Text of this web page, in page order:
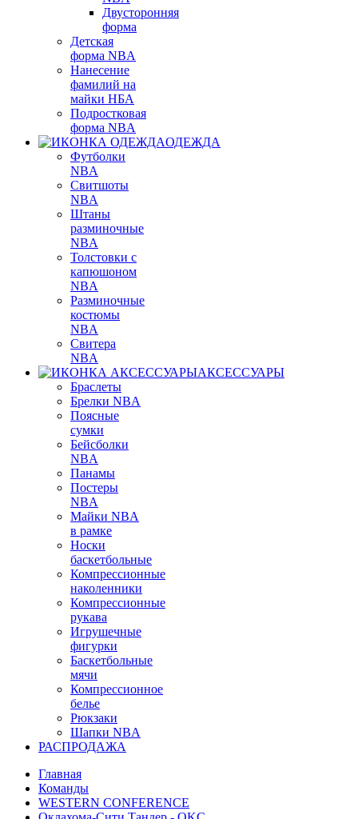
Двусторонняя
форма
Детская
форма NBA
Нанесение
фамилий на
майки НБА
Подростковая
форма NBA
ОДЕЖДА
Футболки
NBA
Свитшоты
NBA
Штаны
разминочные
NBA
Толстовки с
капюшоном
NBA
Разминочные
костюмы
NBA
Свитера
NBA
АКСЕССУАРЫ
Браслеты
Брелки NBA
Поясные
сумки
Бейсболки
NBA
Панамы
Постеры
NBA
Майки NBA
в рамке
Носки
баскетбольные
Компрессионные
наколенники
Компрессионные
рукава
Игрушечные
фигурки
Баскетбольные
мячи
Компрессионное
белье
Рюкзаки
Шапки NBA
РАСПРОДАЖА
Главная
Команды
WESTERN CONFERENCE